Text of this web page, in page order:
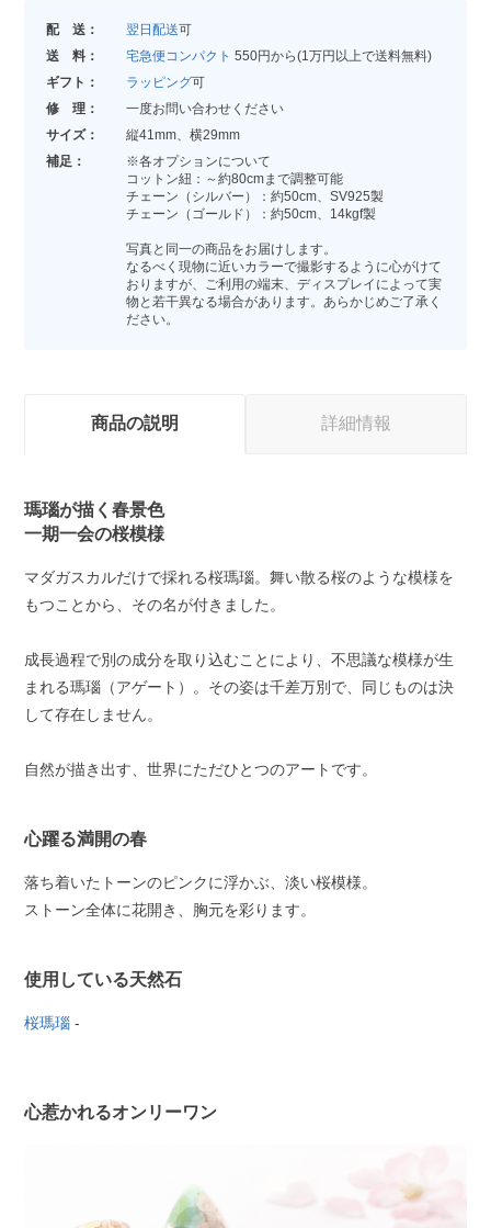
配 送： 翌日配送可
送 料：
宅急便コンパクト 550円から(1万円以上で送料無料)
ギフト：
ラッピング可
修 理：
一度お問い合わせください
サイズ：
縦41mm、横29mm
補足：
※各オプションについて
コットン紐：～約80cmまで調整可能
チェーン（シルバー）：約50cm、SV925製
チェーン（ゴールド）：約50cm、14kgf製
写真と同一の商品をお届けします。
なるべく現物に近いカラーで撮影するように心がけて
おりますが、ご利用の端末、ディスプレイによって実
物と若干異なる場合があります。あらかじめご了承く
ださい。
商品の説明 詳細情報
瑪瑙が描く春景色
一期一会の桜模様
マダガスカルだけで採れる桜瑪瑙。舞い散る桜のような模様を
もつことから、その名が付きました。
成長過程で別の成分を取り込むことにより、不思議な模様が生
まれる瑪瑙（アゲート）。その姿は千差万別で、同じものは決
して存在しません。
自然が描き出す、世界にただひとつのアートです。
心躍る満開の春
落ち着いたトーンのピンクに浮かぶ、淡い桜模様。
ストーン全体に花開き、胸元を彩ります。
使用している天然石
桜瑪瑙 -
心惹かれるオンリーワン